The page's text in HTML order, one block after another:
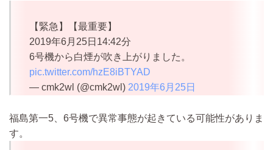
【緊急】【最重要】
2019年6月25日14:42分
6号機から白煙が吹き上がりました。
pic.twitter.com/hzE8iBTYAD
— cmk2wl (@cmk2wl) 2019年6月25日
福島第一5、6号機で異常事態が起きている可能性がありま
す。